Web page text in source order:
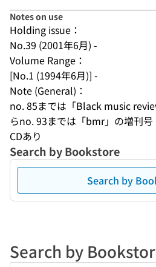
Notes on use
Holding issue：
No.39 (2001年6月) -
Volume Range：
[No.1 (1994年6月)] -
Note (General)：
no. 85までは「Black music
らno. 93までは「bmr」の増刊号
CDあり
Search by Bookstore
Search by
Search by